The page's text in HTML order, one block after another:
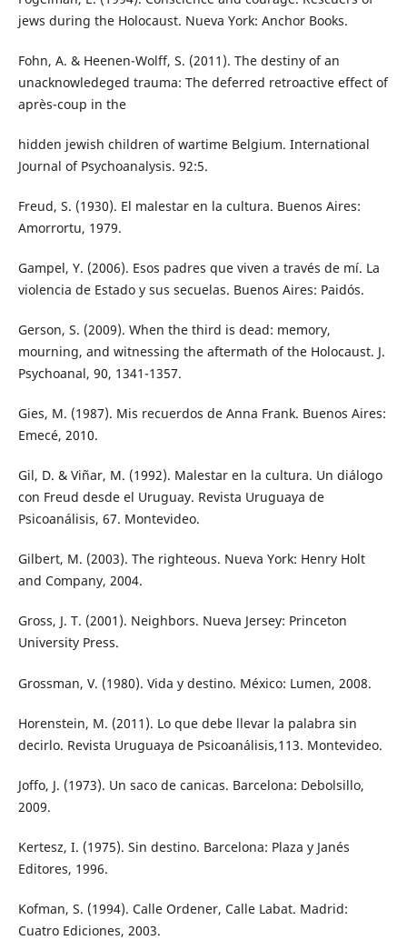
jews during the Holocaust. Nueva York: Anchor Books.
Fohn, A. & Heenen-Wolff, S. (2011). The destiny of an
unacknowledeged trauma: The deferred retroactive effect of
après-coup in the
hidden jewish children of wartime Belgium. International
Journal of Psychoanalysis. 92:5.
Freud, S. (1930). El malestar en la cultura. Buenos Aires:
Amorrortu, 1979.
Gampel, Y. (2006). Esos padres que viven a través de mí. La
violencia de Estado y sus secuelas. Buenos Aires: Paidós.
Gerson, S. (2009). When the third is dead: memory,
mourning, and witnessing the aftermath of the Holocaust. J.
Psychoanal, 90, 1341-1357.
Gies, M. (1987). Mis recuerdos de Anna Frank. Buenos Aires:
Emecé, 2010.
Gil, D. & Viñar, M. (1992). Malestar en la cultura. Un diálogo
con Freud desde el Uruguay. Revista Uruguaya de
Psicoanálisis, 67. Montevideo.
Gilbert, M. (2003). The righteous. Nueva York: Henry Holt
and Company, 2004.
Gross, J. T. (2001). Neighbors. Nueva Jersey: Princeton
University Press.
Grossman, V. (1980). Vida y destino. México: Lumen, 2008.
Horenstein, M. (2011). Lo que debe llevar la palabra sin
decirlo. Revista Uruguaya de Psicoanálisis,113. Montevideo.
Joffo, J. (1973). Un saco de canicas. Barcelona: Debolsillo,
2009.
Kertesz, I. (1975). Sin destino. Barcelona: Plaza y Janés
Editores, 1996.
Kofman, S. (1994). Calle Ordener, Calle Labat. Madrid:
Cuatro Ediciones, 2003.